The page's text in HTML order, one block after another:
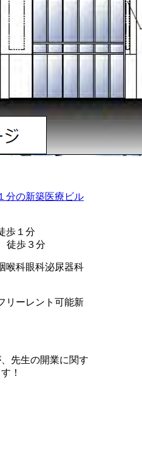
分の新築医療ビル
歩１分
徒歩３分
喉科眼科泌尿器科
リーレント可能新
先生の開業に関す
！